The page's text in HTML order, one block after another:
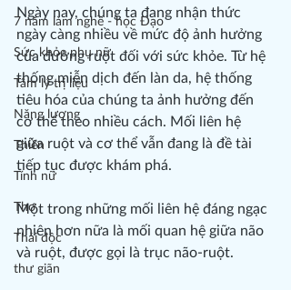
7 năm làm nghề - học Đạo
Sức khỏe phụ nữ
Tâm lý trị liệu
Năng lượng
Thiền
Tính nữ
Thơ
Thải độc
thư giãn
Ngày nay, chúng ta đang nhận thức
ngày càng nhiều về mức độ ảnh hưởng
của đường ruột đối với sức khỏe. Từ hệ
thống miễn dịch đến làn da, hệ thống
tiêu hóa của chúng ta ảnh hưởng đến
cơ thể theo nhiều cách. Mối liên hệ
giữa ruột và cơ thể vẫn đang là đề tài
tiếp tục được khám phá.
Một trong những mối liên hệ đáng ngạc
nhiên hơn nữa là mối quan hệ giữa não
và ruột, được gọi là trục não-ruột.